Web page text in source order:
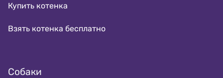
Купить котенка
Взять котенка бесплатно
Собаки